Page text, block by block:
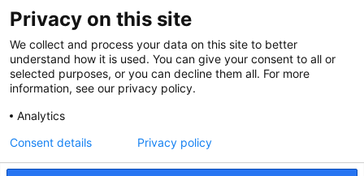
Lectoren en onderzoekers
Bedrijven
Hogescholen
De grootste kennisbank van het HBO
Privacy on this site
We collect and process your data on this site to better
understand how it is used. You can give your consent to all or
selected purposes, or you can decline them all. For more
information, see our privacy policy.
Analytics
Consent details Privacy policy